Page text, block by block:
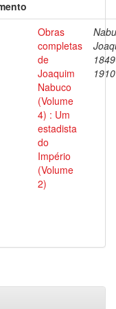
Obras
completas
de
Joaquim
Nabuco
(Volume
4) : Um
estadista
do
Império
(Volume
2)
1910